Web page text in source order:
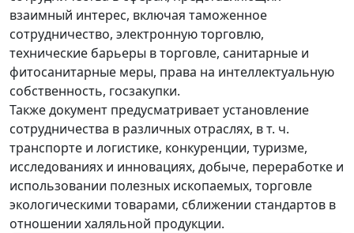
взаимный интерес, включая таможенное
сотрудничество, электронную торговлю,
технические барьеры в торговле, санитарные и
фитосанитарные меры, права на интеллектуальную
собственность, госзакупки.
Также документ предусматривает установление
сотрудничества в различных отраслях, в т. ч.
транспорте и логистике, конкуренции, туризме,
исследованиях и инновациях, добыче, переработке и
использовании полезных ископаемых, торговле
экологическими товарами, сближении стандартов в
отношении халяльной продукции.